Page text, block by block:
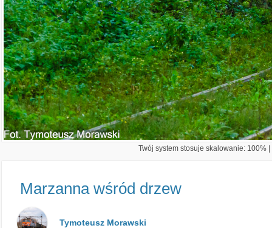
Twój system stosuje skalowanie: 100%
Marzanna wśród drzew
Tymoteusz Morawski